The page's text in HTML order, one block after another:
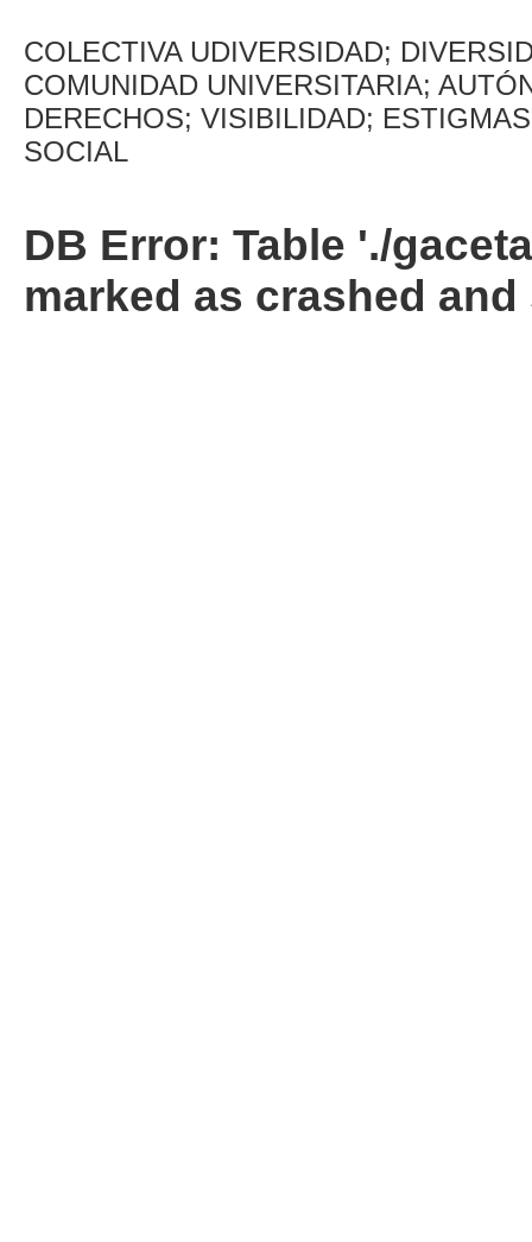
COLECTIVA UDIVERSIDAD;
COMUNIDAD UNIVERSITARIA;
DERECHOS; VISIBILIDAD;
SOCIAL
DB Error: Table './
marked as crashed